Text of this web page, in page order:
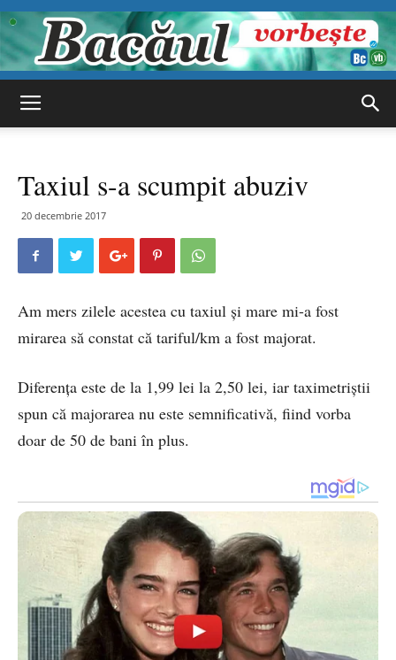
vorbește
Taxiul s-a scumpit abuziv
20 decembrie 2017
Am mers zilele acestea cu taxiul și mare mi-a fost
mirarea să constat că tariful/km a fost majorat.
Diferența este de la 1,99 lei la 2,50 lei, iar taximetriștii
spun că majorarea nu este semnificativă, fiind vorba
doar de 50 de bani în plus.